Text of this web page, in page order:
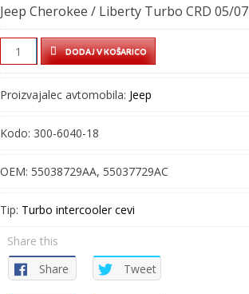
Jeep Cherokee / Liberty Turbo CRD 05/07
TURBO
CEV
INTERCOOLER
–
6040-
quantity
DODAJ V KOŠARICO
Proizvajalec avtomobila: Jeep
Kodo: 300-6040-18
OEM: 55038729AA, 55037729AC
Tip: Turbo intercooler cevi
Share this
Share
Tweet